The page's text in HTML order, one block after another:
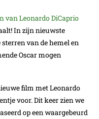
van Leonardo DiCaprio
In zijn nieuwste
van de hemel en
Oscar mogen
film met Leonardo
voor. Dit keer zien we
op een waargebeurd